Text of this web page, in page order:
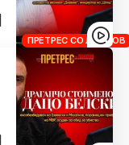
ПРЕТРЕС СО ЛАНДОВ